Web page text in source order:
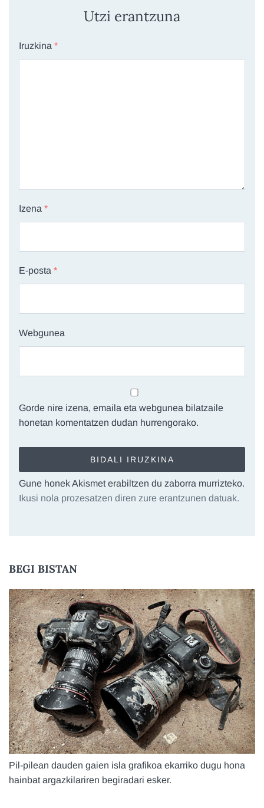
Utzi erantzuna
Iruzkina *
Izena *
E-posta *
Webgunea
Gorde nire izena, emaila eta webgunea bilatzaile
honetan komentatzen dudan hurrengorako.
Gune honek Akismet erabiltzen du zaborra murrizteko.
Ikusi nola prozesatzen diren zure erantzunen datuak.
BEGI BISTAN
Pil-pilean dauden gaien isla grafikoa ekarriko dugu hona
hainbat argazkilariren begiradari esker.